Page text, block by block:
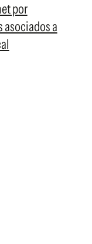
por
a